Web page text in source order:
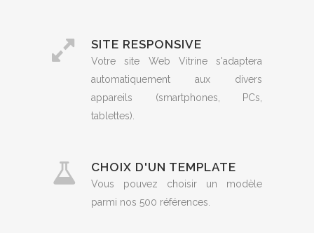
SITE RESPONSIVE
Votre site Web Vitrine s'adaptera
automatiquement aux divers
appareils (smartphones, PCs,
tablettes).
CHOIX D'UN TEMPLATE
Vous pouvez choisir un modèle
parmi nos 500 références.